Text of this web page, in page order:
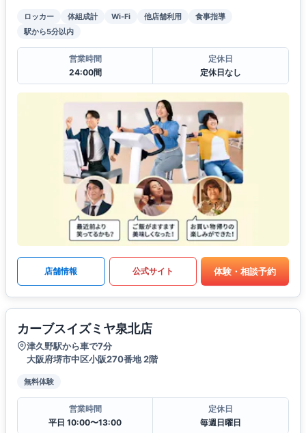
ロッカー 体組成計 Wi-Fi 他店舗利用
食事指導
駅から5分以内
営業時間
24:00間
定休日
定休日なし
店舗情報 公式サイト 体験・相談予約
カーブスイズミヤ泉北店
津久野駅から車で7分
大阪府堺市中区小阪270番地 2階
無料体験
営業時間
平日 10:00〜13:00
定休日
毎週日曜日